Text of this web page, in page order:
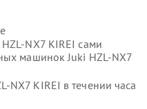
NX7 KIREI сами
машинок Juki HZL-NX7
KIREI в течении часа